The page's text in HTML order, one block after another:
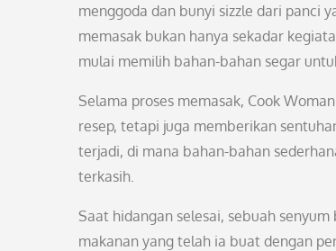
menggoda dan bunyi sizzle dari panci
memasak bukan hanya sekadar
mulai memilih bahan-bahan segar
Selama proses memasak, Cook
resep, tetapi juga memberikan
terjadi, di mana bahan-bahan
terkasih.
Saat hidangan selesai, sebuah
makanan yang telah ia buat dengan